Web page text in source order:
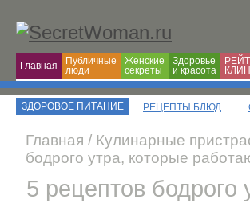
Главная
Публичные
люди
Женские
секреты
Здоровье
и красота
ЗДОРОВОЕ ПИТАНИЕ РЕЦЕПТЫ БЛЮД
Главная / Кулинарные
бодрого утра, которые
5 рецептов бодрого